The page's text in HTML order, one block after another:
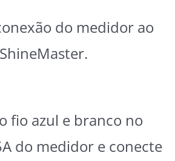
do medidor ao
fio azul e branco no
do medidor e conecte